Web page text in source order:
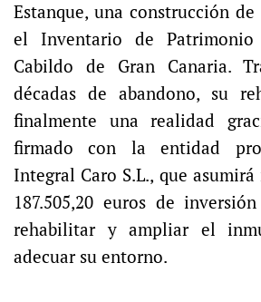
Estanque, una construcción
el Inventario de Patrimonio
Cabildo de Gran Canaria.
décadas de abandono, su
finalmente una realidad
firmado con la entidad
Integral Caro S.L., que
187.505,20 euros de
rehabilitar y ampliar el
adecuar su entorno.